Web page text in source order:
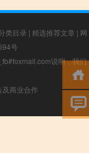
类目录 | 精选推荐文章 | 网
号
说明，我们
商业合作